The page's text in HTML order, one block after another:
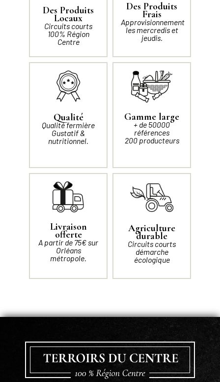
Des Produits
Locaux
Circuits courts
100% Région
Centre
Des Produits
Frais
Approvisionnement
les mercredis et
jeudis.
Qualité
Qualité fermière
Gustatif &
nutritionnel.
Gamme large
+ de 50000
références
200 producteurs
Livraison
offerte
A partir de 75€ sur
Orléans
métropole.
Agriculture
durable
Circuits courts
démarche
écologique